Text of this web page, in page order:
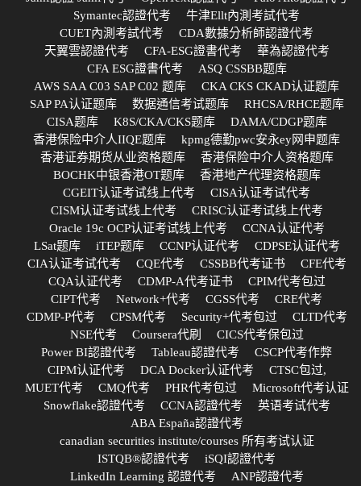
Symantec認證代考
牛津Ellt內測考試代考
CUET內測考試代考
CDA數據分析師認證代考
天翼雲認證代考
CFA-ESG證書代考
華為認證代考
CFA ESG證書代考
ASQ CSSBB题库
AWS SAA C03 SAP C02 题库
CKA CKS CKAD认证题库
SAP PA认证题库
数据通信考试题库
RHCSA/RHCE题库
CISA题库
K8S/CKA/CKS题库
DAMA/CDGP题库
香港保险中介人IIQE题库
kpmg德勤pwc安永ey网申题库
香港证券期货从业资格题库
香港保险中介人资格题库
BOCHK中银香港OT题库
香港地产代理资格题库
CGEIT认证考试线上代考
CISA认证考试代考
CISM认证考试线上代考
CRISC认证考试线上代考
Oracle 19c OCP认证考试线上代考
CCNA认证代考
LSat题库
iTEP题库 CCNP认证代考
CDPSE认证代考
CIA认证考试代考
CQE代考 CSSBB代考证书
CFE代考
CQA认证代考
CDMP-A代考证书
CPIM代考包过
CIPT代考
Network+代考 CGSS代考
CRE代考
CDMP-P代考
CPSM代考 Security+代考包过
CLTD代考
NSE代考
Coursera代刷
CICS代考保包过
Power BI認證代考
Tableau認證代考
CSCP代考作弊
CIPM认证代考
DCA Docker认证代考
CTSC包过,
MUET代考
CMQ代考 PHR代考包过
Microsoft代考认证
Snowflake認證代考
CCNA認證代考
英语考试代考
ABA España認證代考
canadian securities institute/courses 所有考试认证
ISTQB®認證代考
iSQI認證代考
LinkedIn Learning 認證代考
ANP認證代考